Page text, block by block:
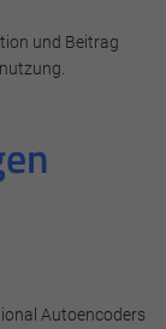
und Beitrag
Autoencoders